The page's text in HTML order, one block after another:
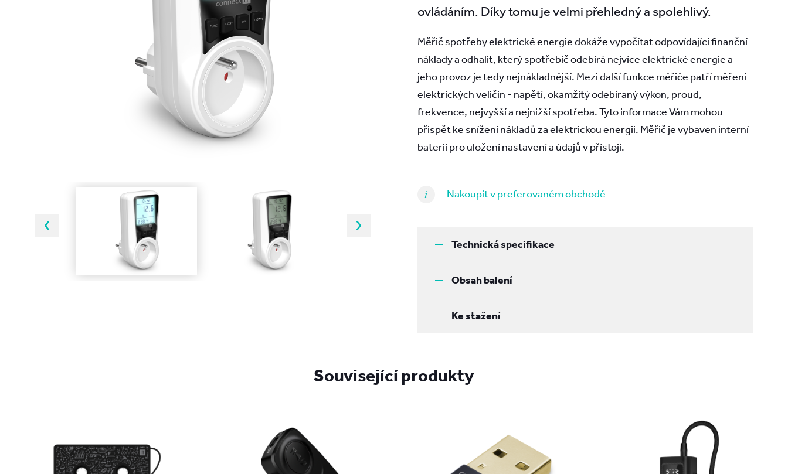
ovládáním. Díky tomu je velmi přehledný a spolehlivý.
Měřič spotřeby elektrické energie dokáže vypočítat odpovídající finanční
náklady a odhalit, který spotřebič odebírá nejvíce elektrické energie a
jeho provoz je tedy nejnákladnější. Mezi další funkce měřiče patří měření
elektrických veličin - napětí, okamžitý odebíraný výkon, proud,
frekvence, nejvyšší a nejnižší spotřeba. Tyto informace Vám mohou
přispět ke snížení nákladů za elektrickou energii. Měřič je vybaven interní
baterií pro uložení nastavení a údajů v přístoji.
Nakoupit v preferovaném obchodě
Technická specifikace
Obsah balení
Ke stažení
Související produkty